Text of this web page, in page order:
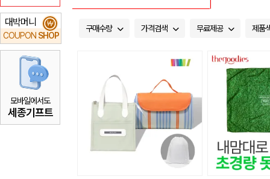
대박머니
COUPON SHOP
₩
모바일에서도
세종기프트
구매수량 가격검색 무료제공 제품